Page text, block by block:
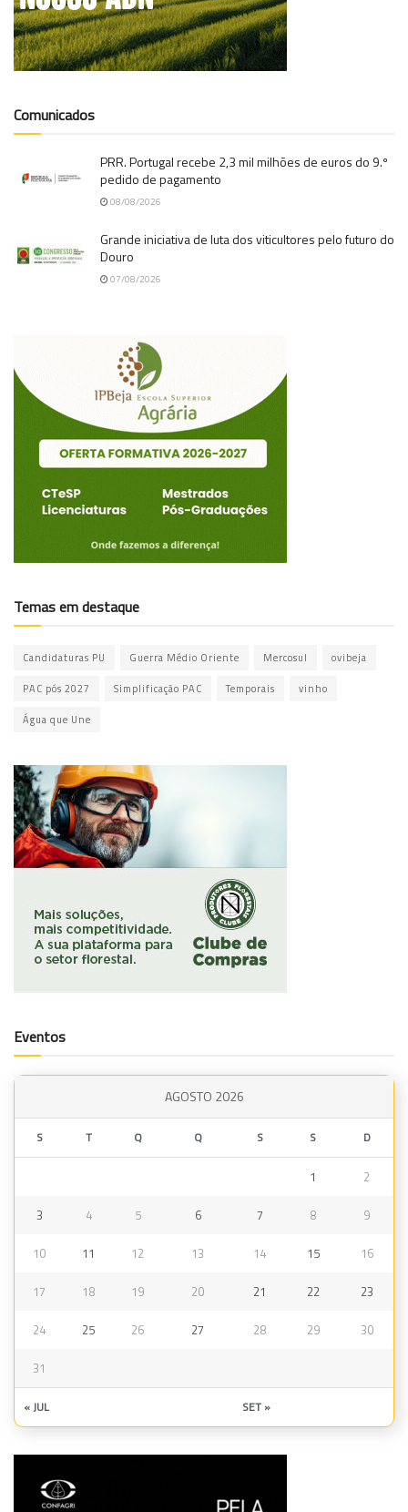
Comunicados
PRR. Portugal recebe 2,3 mil milhões de euros do 9.º
pedido de pagamento
08/08/2026
Grande iniciativa de luta dos viticultores pelo futuro do
Douro
07/08/2026
Temas em destaque
Candidaturas PU Guerra Médio Oriente Mercosul ovibeja
PAC pós 2027 Simplificação PAC Temporais vinho
Água que Une
Eventos
AGOSTO 2026
S T Q Q S S D
1 2
3 4 5 6 7 8 9
10 11 12 13 14 15 16
17 18 19 20 21 22 23
24 25 26 27 28 29 30
31
« JUL SET »